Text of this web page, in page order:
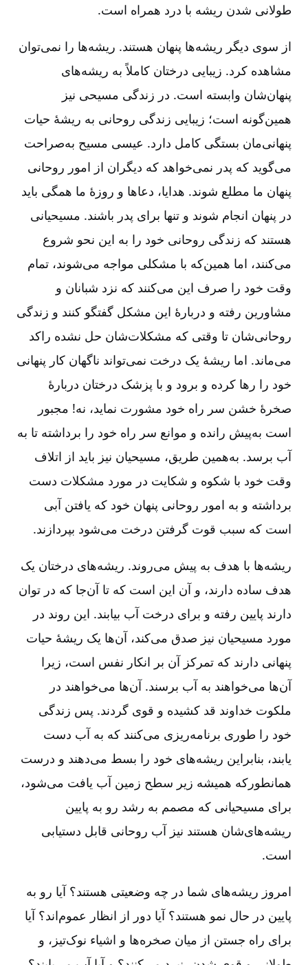
طولانی شدن ریشه با درد همراه است.
از سوی دیگر ریشه‌ها پنهان هستند. ریشه‌ها را نمی‌توان
مشاهده کرد. زیبایی درختان کاملاً به ریشه‌های
پنهان‌شان وابسته است. در زندگی مسیحی نیز
همین‌گونه است؛ زیبایی زندگی روحانی به ریشۀ حیات
پنهانی‌مان بستگی کامل دارد. عیسی مسیح به‌صراحت
می‌گوید که پدر نمی‌خواهد که دیگران از امور روحانی
پنهان ما مطلع شوند. هدایا، دعاها و روزۀ ما همگی باید
در پنهان انجام شوند و تنها برای پدر باشند. مسیحیانی
هستند که زندگی روحانی خود را به این نحو شروع
می‌کنند، اما همین‌که با مشکلی مواجه می‌شوند، تمام
وقت خود را صرف این می‌کنند که نزد شبانان و
مشاورین رفته و دربارۀ این مشکل گفتگو کنند و زندگی
روحانی‌شان تا وقتی که مشکلات‌شان حل نشده راکد
می‌ماند. اما ریشۀ یک درخت نمی‌تواند ناگهان کار پنهانی
خود را رها کرده و برود و با پزشک درختان دربارۀ
صخرۀ خشن سر راه خود مشورت نماید، نه! مجبور
است به‌پیش رانده و موانع سر راه خود را برداشته تا به
آب برسد. به‌همین طریق، مسیحیان نیز باید از اتلاف
وقت خود با شکوه و شکایت در مورد مشکلات دست
برداشته و به امور روحانی پنهان خود که یافتن آبی
است که سبب قوت گرفتن درخت می‌شود بپردازند.
ریشه‌ها با هدف به پیش می‌روند. ریشه‌های درختان یک
هدف ساده دارند، و آن این است که تا آن‌جا که در توان
دارند پایین رفته و برای درخت آب بیابند. این روند در
مورد مسیحیان نیز صدق می‌کند، آن‌ها یک ریشۀ حیات
پنهانی دارند که تمرکز آن بر انکار نفس است، زیرا
آن‌ها می‌خواهند به آب برسند. آن‌ها می‌خواهند در
ملکوت خداوند قد کشیده و قوی گردند. پس زندگی
خود را طوری برنامه‌ریزی می‌کنند که به آب دست
یابند، بنابراین ریشه‌های خود را بسط می‌دهند و درست
همانطورکه همیشه زیر سطح زمین آب یافت می‌شود،
برای مسیحیانی که مصمم به رشد رو به پایین
ریشه‌های‌شان هستند نیز آب روحانی قابل دستیابی
است.
امروز ریشه‌های شما در چه وضعیتی هستند؟ آیا رو به
پایین در حال نمو هستند؟ آیا دور از انظار عموم‌اند؟ آیا
برای راه جستن از میان صخره‌ها و اشیاء نوک‌تیز، و